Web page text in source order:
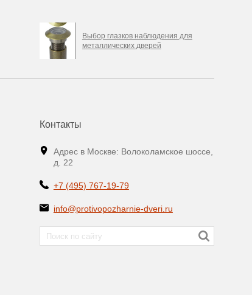
Выбор глазков наблюдения для
металлических дверей
Контакты
Адрес в Москве: Волоколамское шоссе,
д. 22
+7 (495) 767-19-79
info@protivopozharnie-dveri.ru